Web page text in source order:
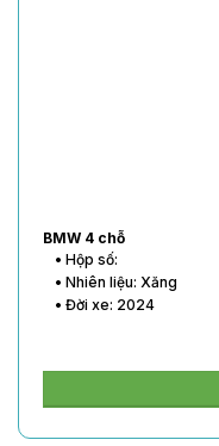
BMW 4 chỗ
• Hộp số:
• Nhiên liệu: Xăng
• Đời xe: 2024